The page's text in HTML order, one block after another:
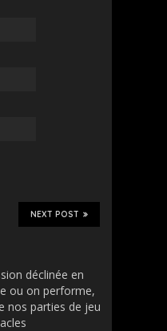
NEXT POST
déclinée en
ou on performe,
nos parties de jeu